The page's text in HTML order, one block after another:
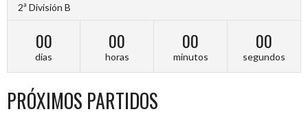
2ª División B
00
días
00
horas
00
minutos
00
segundos
PRÓXIMOS PARTIDOS